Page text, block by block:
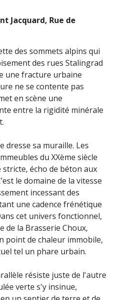
Jacquard, Rue de
des sommets alpins qui
des rues Stalingrad
une fracture urbaine
ne se contente pas
en scène une
entre la rigidité minérale
dresse sa muraille. Les
du XXème siècle
écho de béton aux
le domaine de la vitesse
incessant des
une cadence frénétique
cet univers fonctionnel,
de la Brasserie Choux,
point de chaleur immobile,
tel un phare urbain.
résiste juste de l'autre
verte s'y insinue,